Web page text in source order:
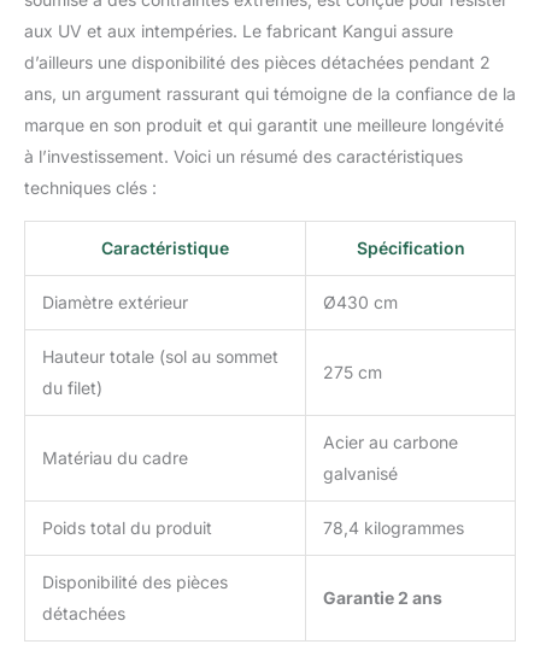
aux UV et aux intempéries. Le fabricant Kangui assure
d’ailleurs une disponibilité des pièces détachées pendant 2
ans, un argument rassurant qui témoigne de la confiance de la
marque en son produit et qui garantit une meilleure longévité
à l’investissement. Voici un résumé des caractéristiques
techniques clés :
Caractéristique Spécification
Diamètre extérieur Ø430 cm
Hauteur totale (sol au sommet
du filet)
275 cm
Matériau du cadre
Acier au carbone
galvanisé
Poids total du produit 78,4 kilogrammes
Disponibilité des pièces
détachées
Garantie 2 ans